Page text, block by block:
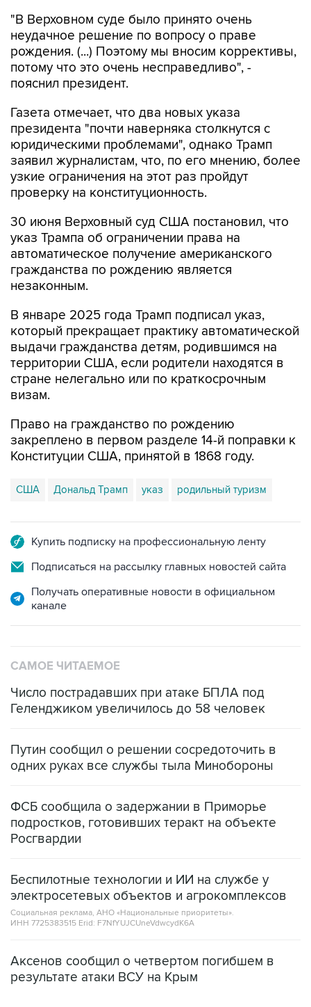
"В Верховном суде было принято очень
неудачное решение по вопросу о праве
рождения. (...) Поэтому мы вносим коррективы,
потому что это очень несправедливо", -
пояснил президент.
Газета отмечает, что два новых указа
президента "почти наверняка столкнутся с
юридическими проблемами", однако Трамп
заявил журналистам, что, по его мнению, более
узкие ограничения на этот раз пройдут
проверку на конституционность.
30 июня Верховный суд США постановил, что
указ Трампа об ограничении права на
автоматическое получение американского
гражданства по рождению является
незаконным.
В январе 2025 года Трамп подписал указ,
который прекращает практику автоматической
выдачи гражданства детям, родившимся на
территории США, если родители находятся в
стране нелегально или по краткосрочным
визам.
Право на гражданство по рождению
закреплено в первом разделе 14-й поправки к
Конституции США, принятой в 1868 году.
США Дональд Трамп указ родильный туризм
Купить подписку на профессиональную ленту
Подписаться на рассылку главных новостей сайта
Получать оперативные новости в официальном
канале
САМОЕ ЧИТАЕМОЕ
Число пострадавших при атаке БПЛА под
Геленджиком увеличилось до 58 человек
Путин сообщил о решении сосредоточить в
одних руках все службы тыла Минобороны
ФСБ сообщила о задержании в Приморье
подростков, готовивших теракт на объекте
Росгвардии
Беспилотные технологии и ИИ на службе у
электросетевых объектов и агрокомплексов
Социальная реклама, АНО «Национальные приоритеты».
ИНН 7725383515 Erid: F7NfYUJCUneVdwcydK6A
Аксенов сообщил о четвертом погибшем в
результате атаки ВСУ на Крым